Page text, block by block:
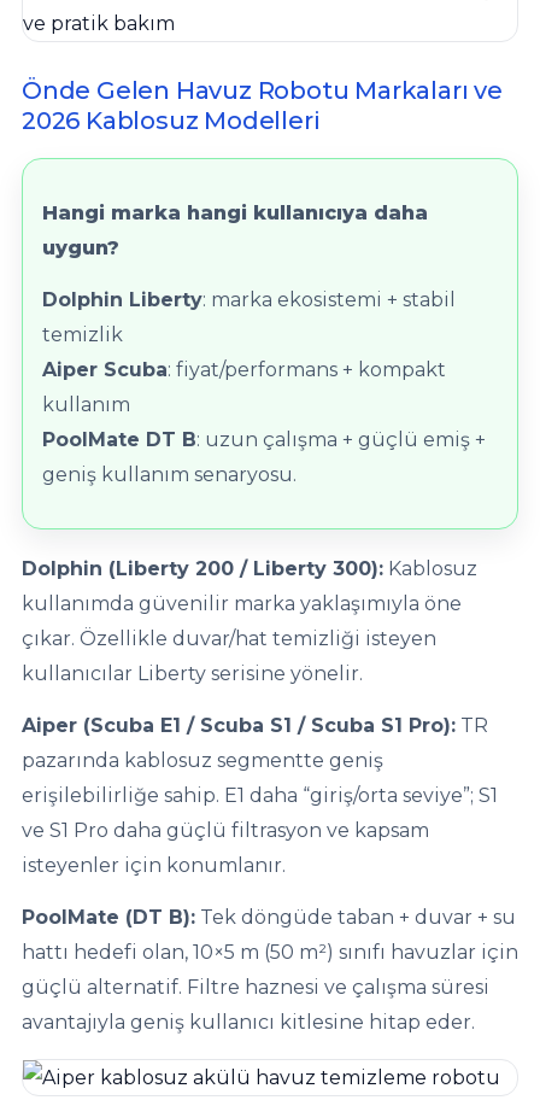
Olimpik Havuz
Yangın Pompası
Önde Gelen Havuz Robotu Markaları ve
2026 Kablosuz Modelleri
Hangi marka hangi kullanıcıya daha
uygun?
Dolphin Liberty: marka ekosistemi + stabil
temizlik
Aiper Scuba: fiyat/performans + kompakt
kullanım
PoolMate DT B: uzun çalışma + güçlü emiş +
geniş kullanım senaryosu.
Dolphin (Liberty 200 / Liberty 300): Kablosuz
kullanımda güvenilir marka yaklaşımıyla öne
çıkar. Özellikle duvar/hat temizliği isteyen
kullanıcılar Liberty serisine yönelir.
Aiper (Scuba E1 / Scuba S1 / Scuba S1 Pro): TR
pazarında kablosuz segmentte geniş
erişilebilirliğe sahip. E1 daha “giriş/orta seviye”; S1
ve S1 Pro daha güçlü filtrasyon ve kapsam
isteyenler için konumlanır.
PoolMate (DT B): Tek döngüde taban + duvar + su
hattı hedefi olan, 10×5 m (50 m²) sınıfı havuzlar için
güçlü alternatif. Filtre haznesi ve çalışma süresi
avantajıyla geniş kullanıcı kitlesine hitap eder.